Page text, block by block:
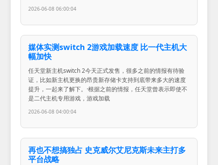
2026-06-08 06:00:04
媒体实测switch 2游戏加载速度 比一代主机大
幅加快
任天堂新主机switch 2今天正式发售，很多之前的情报有待验
证，比如新主机更换的昂贵新存储卡支持到底带来多大的速度
提升，一起来了解下。·根据之前的情报，任天堂曾表示即使不
是二代主机专用游戏，游戏加载
2026-06-08 04:00:04
再也不想搞独占 史克威尔艾尼克斯未来主打多
平台战略